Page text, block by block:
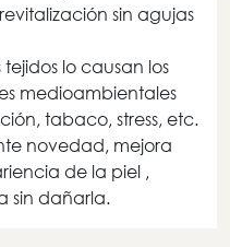
sin agujas
lo causan los
medioambientales
tabaco, stress, etc.
novedad, mejora
de la piel ,
sin dañarla.